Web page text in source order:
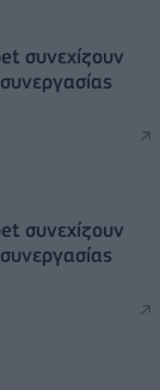
συνεχίζουν
συνεχίζουν